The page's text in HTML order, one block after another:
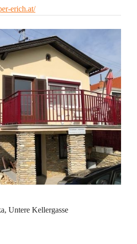
erich.at/
Untere Kellergasse